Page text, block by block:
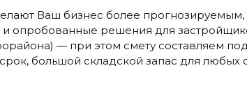
Ваш бизнес более
опробованные решения для
— при этом смету составляем
большой складской запас для любых